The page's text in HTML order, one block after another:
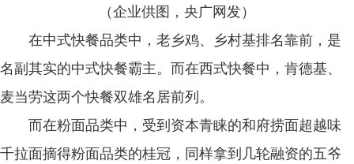
（企业供图，央广网发）
在中式快餐品类中，老乡鸡、乡村基排名靠前，是
名副其实的中式快餐霸主。而在西式快餐中，肯德基、
麦当劳这两个快餐双雄名居前列。
而在粉面品类中，受到资本青睐的和府捞面超越味
千拉面摘得粉面品类的桂冠，同样拿到几轮融资的五爷